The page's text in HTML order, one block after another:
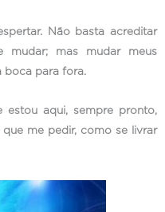
Não basta acreditar
mudar; mas mudar meus
boca para fora.
estou aqui, sempre pronto,
me pedir, como se livrar